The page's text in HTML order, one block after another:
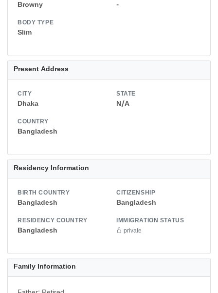
Browny -
BODY TYPE
Slim
Present Address
CITY
Dhaka
STATE
N/A
COUNTRY
Bangladesh
Residency Information
BIRTH COUNTRY
Bangladesh
CITIZENSHIP
Bangladesh
RESIDENCY COUNTRY
Bangladesh
IMMIGRATION STATUS
private
Family Information